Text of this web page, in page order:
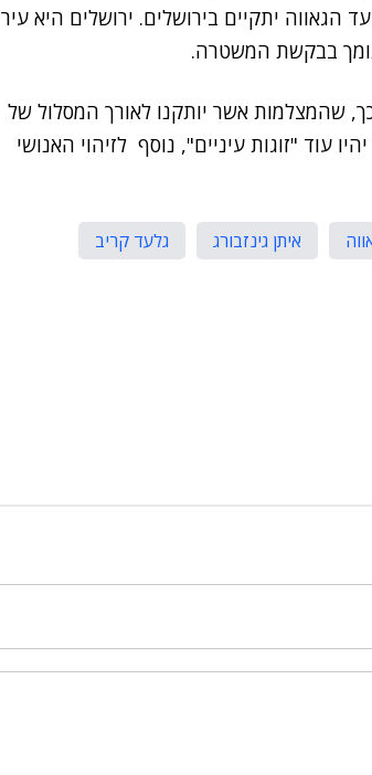
יתקיים בירושלים. ירושלים היא עיר
בבקשת המשטרה.
שהמצלמות אשר יותקנו לאורך המסלול של
עוד "זוגות עיניים", נוסף לזיהוי האנושי
איתן גינזבורג
גלעד קריב